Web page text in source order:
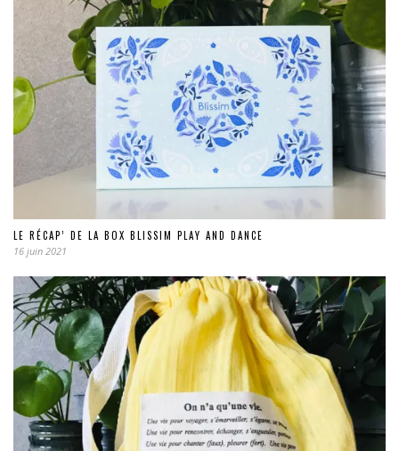
LE RÉCAP’ DE LA BOX BLISSIM PLAY AND DANCE
16 juin 2021